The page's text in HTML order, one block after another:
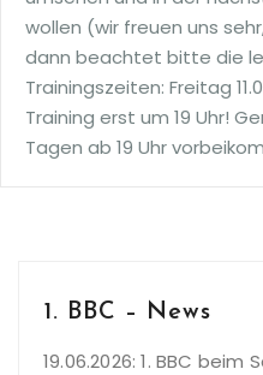
wollen (wir freuen uns
dann beachtet bitte die
Trainingszeiten: Freitag
Training erst um 19 Uhr!
Tagen ab 19 Uhr
1. BBC – News
19.06.2026: 1. BBC beim